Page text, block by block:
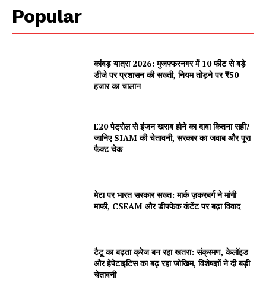
Popular
कांवड़ यात्रा 2026: मुजफ्फरनगर में 10 फीट से बड़े
डीजे पर प्रशासन की सख्ती, नियम तोड़ने पर ₹50
हजार का चालान
E20 पेट्रोल से इंजन खराब होने का दावा कितना सही?
जानिए SIAM की चेतावनी, सरकार का जवाब और पूरा
फैक्ट चेक
मेटा पर भारत सरकार सख्त: मार्क ज़करबर्ग ने मांगी
माफी, CSEAM और डीपफेक कंटेंट पर बढ़ा विवाद
टैटू का बढ़ता क्रेज बन रहा खतरा: संक्रमण, केलॉइड
और हेपेटाइटिस का बढ़ रहा जोखिम, विशेषज्ञों ने दी बड़ी
चेतावनी